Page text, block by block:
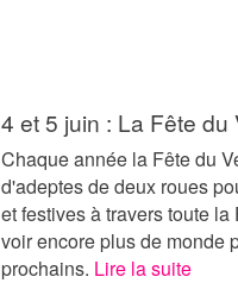
4 et 5 juin : La Fête
Chaque année la Fête du
d'adeptes de deux roues
et festives à travers toute
voir encore plus de monde
prochains. Lire la suite